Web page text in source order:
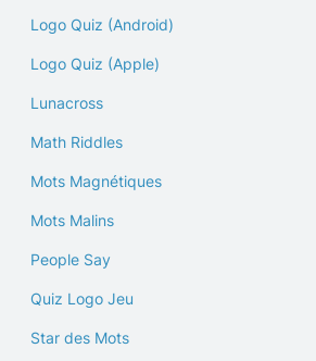
Logo Quiz (Android)
Logo Quiz (Apple)
Lunacross
Math Riddles
Mots Magnétiques
Mots Malins
People Say
Quiz Logo Jeu
Star des Mots